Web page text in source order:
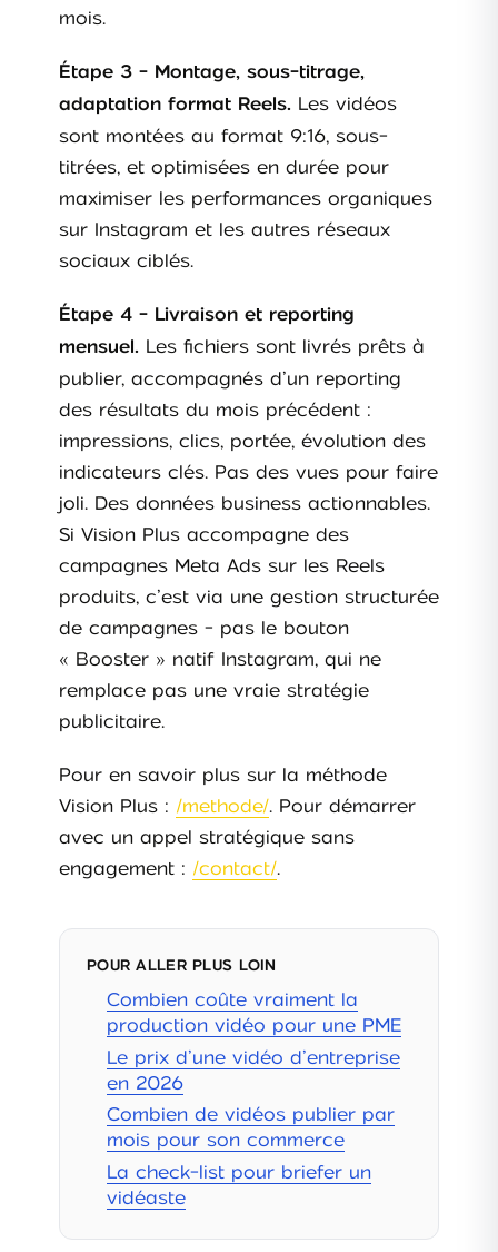
mois.
Étape 3 - Montage, sous-titrage,
adaptation format Reels. Les vidéos
sont montées au format 9:16, sous-
titrées, et optimisées en durée pour
maximiser les performances organiques
sur Instagram et les autres réseaux
sociaux ciblés.
Étape 4 - Livraison et reporting
mensuel. Les fichiers sont livrés prêts à
publier, accompagnés d’un reporting
des résultats du mois précédent :
impressions, clics, portée, évolution des
indicateurs clés. Pas des vues pour faire
joli. Des données business actionnables.
Si Vision Plus accompagne des
campagnes Meta Ads sur les Reels
produits, c’est via une gestion structurée
de campagnes - pas le bouton
« Booster » natif Instagram, qui ne
remplace pas une vraie stratégie
publicitaire.
Pour en savoir plus sur la méthode
Vision Plus : /methode/. Pour démarrer
avec un appel stratégique sans
engagement : /contact/.
POUR ALLER PLUS LOIN
Combien coûte vraiment la
production vidéo pour une PME
Le prix d’une vidéo d’entreprise
en 2026
Combien de vidéos publier par
mois pour son commerce
La check-list pour briefer un
vidéaste